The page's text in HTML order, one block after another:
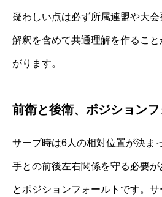
疑わしい点は必ず所属連盟や大
解釈を含めて共通理解を作るこ
がります。
前衛と後衛、ポジション
サーブ時は6人の相対位置が決ま
手との前後左右関係を守る必要
とポジションフォールトです。